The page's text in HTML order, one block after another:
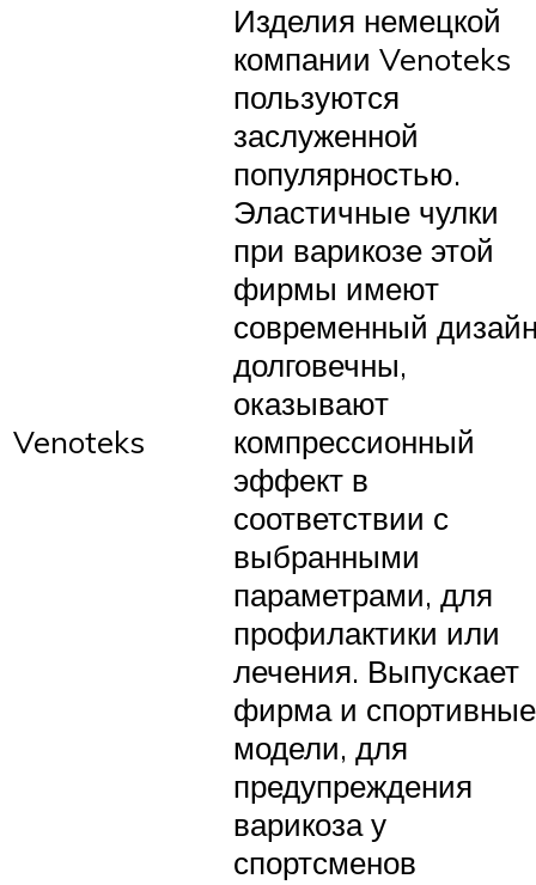
Venoteks
Изделия немецкой
компании Venoteks
пользуются
заслуженной
популярностью.
Эластичные чулки
при варикозе этой
фирмы имеют
современный
долговечны,
оказывают
компрессионный
эффект в
соответствии с
выбранными
параметрами, для
профилактики или
лечения. Выпускает
фирма и спортивные
модели, для
предупреждения
варикоза у
спортсменов